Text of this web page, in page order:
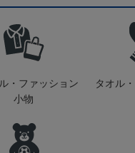
・ファッション
小物
タオル